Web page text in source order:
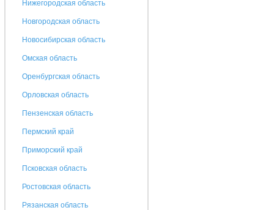
Нижегородская область
Новгородская область
Новосибирская область
Омская область
Оренбургская область
Орловская область
Пензенская область
Пермский край
Приморский край
Псковская область
Ростовская область
Рязанская область